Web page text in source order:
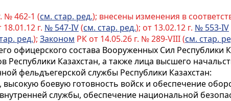
№ 462-1 (см. стар. ред.); внесены изменения в
18.01.12 г. № 547-IV(см. стар. ред.); от 13.02.12 г. № 553-IV
ред.); Законом РК от 14.05.26 г. № 289-VIII (см. стар.
офицерского состава Вооруженных Сил Республики
Казахстан, а также лица высшего
фельдъегерской службы Республики Казахстан:
высокую боевую готовность войск и обеспечение
службы, обеспечение национальной